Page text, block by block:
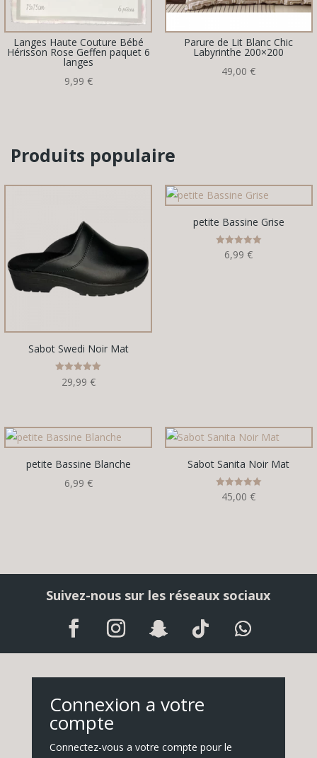
Langes Haute Couture Bébé
Hérisson Rose Geffen paquet 6
langes
9,99 €
Parure de Lit Blanc Chic
Labyrinthe 200×200
49,00€
Produits populaire
Sabot Swedi Noir Mat
Note
5.00
29,99 €
petite Bassine Grise
Note
5.00
6,99€
petite Bassine Blanche
6,99 €
Sabot Sanita Noir Mat
Note
5.00
45,00€
Suivez-nous sur les réseaux sociaux
Connexion a votre
compte
Connectez-vous a votre compte pour le